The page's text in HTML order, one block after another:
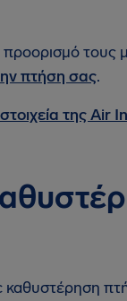
πτήση σας.
της Air
καθυστέρηση